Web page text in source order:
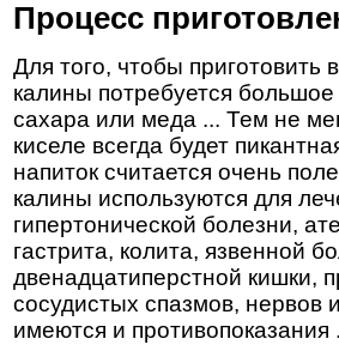
Процесс
Для того, чтобы приготовить
калины потребуется большое
сахара или меда ... Тем не
киселе всегда будет
напиток считается очень
калины используются для
гипертонической болезни,
гастрита, колита, язвенной
двенадцатиперстной кишки,
сосудистых спазмов, нервов
имеются и противопоказания